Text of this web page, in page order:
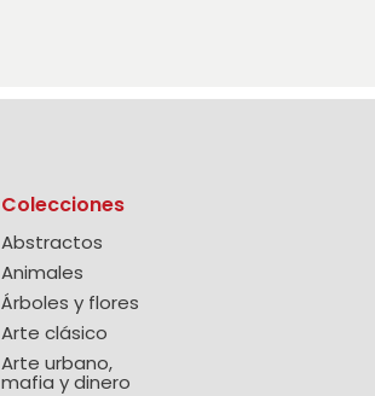
Colecciones
Abstractos
Animales
Árboles y flores
Arte clásico
Arte urbano,
mafia y dinero